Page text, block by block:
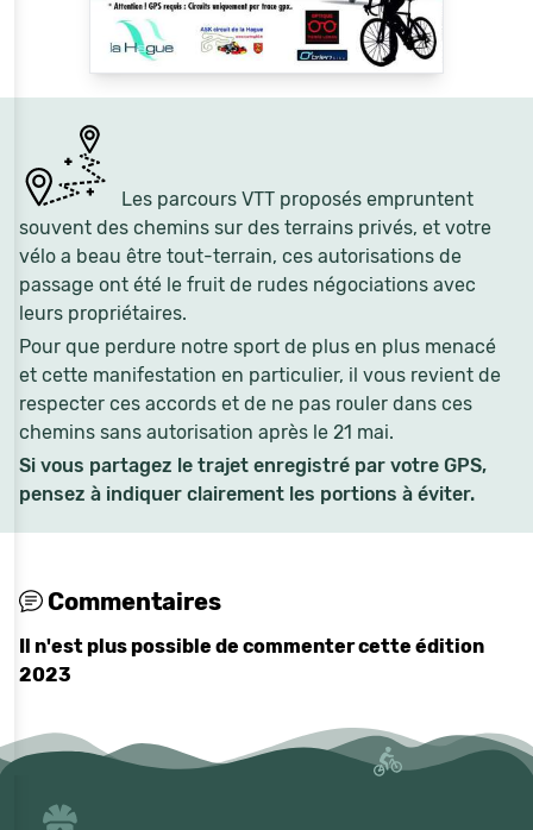
Les parcours VTT proposés empruntent
souvent des chemins sur des terrains privés, et votre
vélo a beau être tout-terrain, ces autorisations de
passage ont été le fruit de rudes négociations avec
leurs propriétaires.
Pour que perdure notre sport de plus en plus menacé
et cette manifestation en particulier, il vous revient de
respecter ces accords et de ne pas rouler dans ces
chemins sans autorisation après le 21 mai.
Si vous partagez le trajet enregistré par votre GPS,
pensez à indiquer clairement les portions à éviter.
Commentaires
Il n'est plus possible de commenter cette édition
2023